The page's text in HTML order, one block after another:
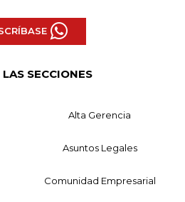
SECCIONES
Alta Gerencia
Asuntos Legales
Comunidad Empresarial